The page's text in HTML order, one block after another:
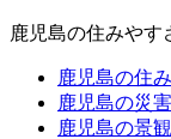
鹿児島の住みやす
鹿児島の住
鹿児島の災
鹿児島の景